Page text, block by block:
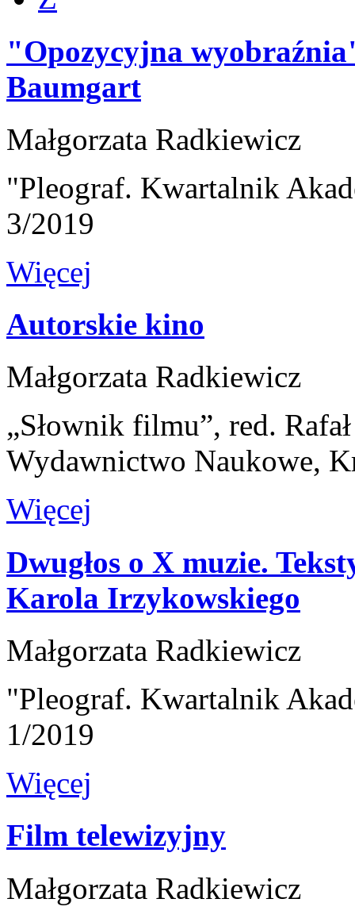
"Opozycyjna
Baumgart
Małgorzata Radkiewicz
"Pleograf. Kwartalnik
3/2019
Więcej
Autorskie kino
Małgorzata Radkiewicz
„Słownik filmu”, red.
Wydawnictwo Naukowe,
Więcej
Dwugłos o X muzie.
Karola Irzykowskiego
Małgorzata Radkiewicz
"Pleograf. Kwartalnik
1/2019
Więcej
Film telewizyjny
Małgorzata Radkiewicz